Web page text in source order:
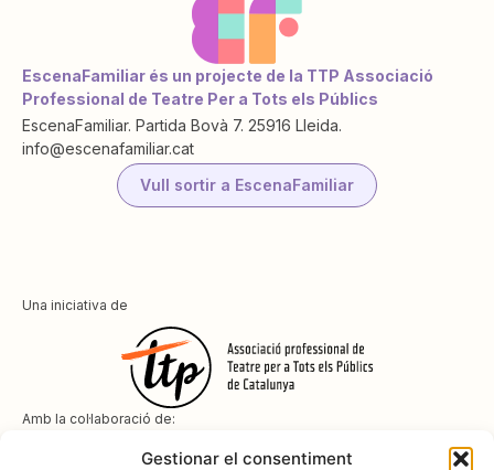
Gestionar el consentiment
EscenaFamiliar és un projecte de la TTP Associació
Professional de Teatre Per a Tots els Públics
EscenaFamiliar. Partida Bovà 7. 25916 Lleida.
info@escenafamiliar.cat
Vull sortir a EscenaFamiliar
Una iniciativa de
Amb la col·laboració de: